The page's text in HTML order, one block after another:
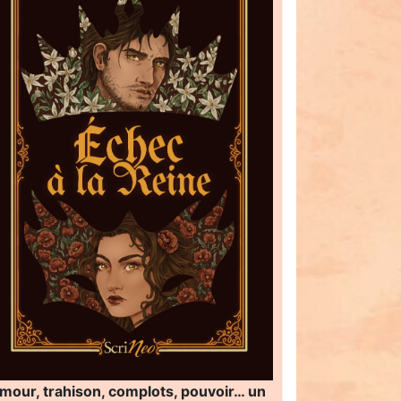
trahison, complots, pouvoir… un